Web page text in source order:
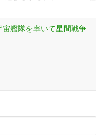
艦隊を率いて星間戦争